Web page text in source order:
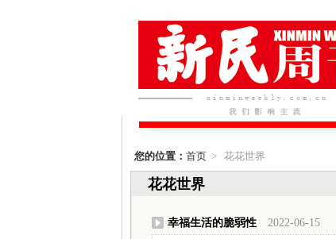
您的位置： 首页> 花花世界
花花世界
幸福生活的脆弱性 2022-06-15